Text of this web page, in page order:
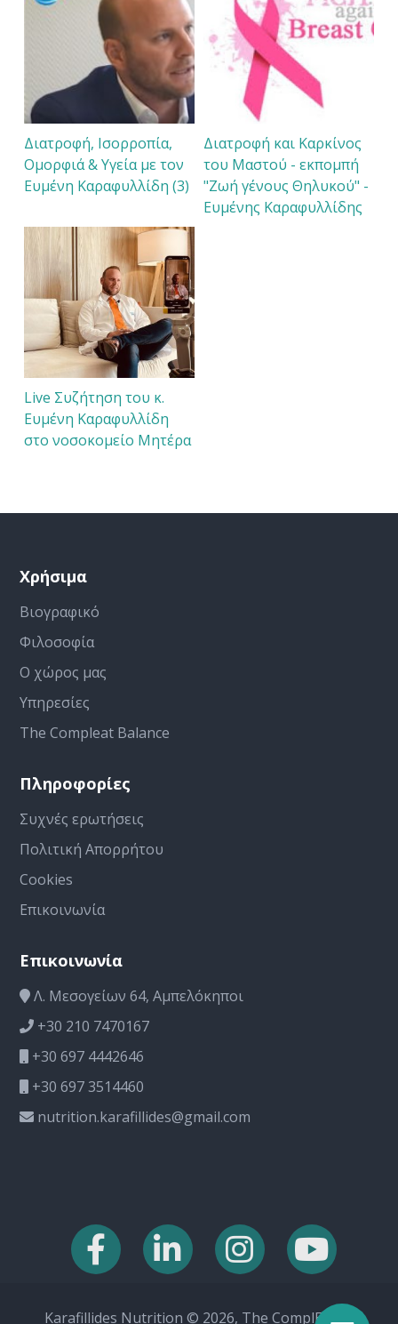
Διατροφή, Ισορροπία,
Ομορφιά & Υγεία με τον
Ευμένη Καραφυλλίδη (3)
Διατροφή και Καρκίνος
του Μαστού - εκπομπή
"Ζωή γένους Θηλυκού" -
Ευμένης Καραφυλλίδης
Live Συζήτηση του κ.
Ευμένη Καραφυλλίδη
στο νοσοκομείο Μητέρα
Χρήσιμα
Βιογραφικό
Φιλοσοφία
Ο χώρος μας
Υπηρεσίες
The Compleat Balance
Πληροφορίες
Συχνές ερωτήσεις
Πολιτική Απορρήτου
Cookies
Επικοινωνία
Επικοινωνία
Λ. Μεσογείων 64, Αμπελόκηποι
+30 210 7470167
+30 697 4442646
+30 697 3514460
nutrition.karafillides@gmail.com
Karafillides Nutrition © 2026, The ComplEat